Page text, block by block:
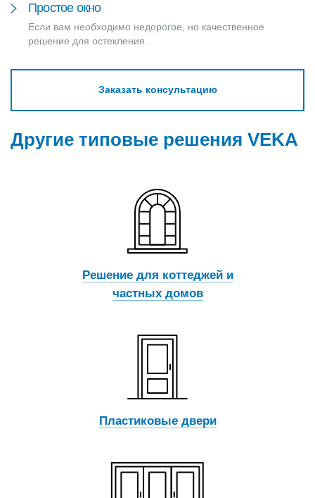
Простое окно
Если вам необходимо недорогое, но качественное
решение для остекления.
Заказать консультацию
Другие типовые решения VEKA
Решение для коттеджей и
частных домов
Пластиковые двери